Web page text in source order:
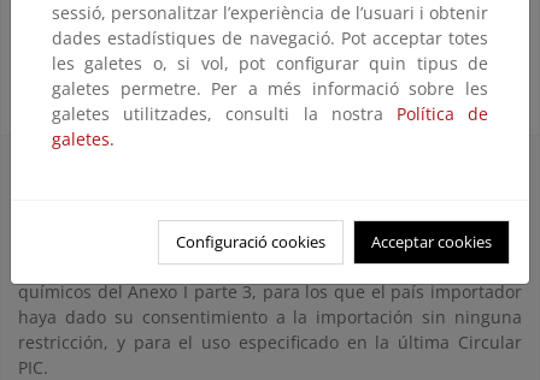
¿Es necesaria una notificación de exportación si
el producto químico a exportar va a destinarse a
usos de laboratorio o de investigación?
curso. Lo que sí será necesario es la obtención de un RIN, y
para ello, ePIC dispone del apartado “Special RIN Request”.
Este apartado también debe utilizarse para los productos
químicos del Anexo I parte 3, para los que el país importador
haya dado su consentimiento a la importación sin ninguna
restricción, y para el uso especificado en la última Circular
PIC.
sessió, personalitzar l’experiència de l’usuari i obtenir
dades estadístiques de navegació. Pot acceptar totes
les galetes o, si vol, pot configurar quin tipus de
galetes permetre. Per a més informació sobre les
galetes utilitzades, consulti la nostra Política de
galetes.
Configuració cookies Acceptar cookies